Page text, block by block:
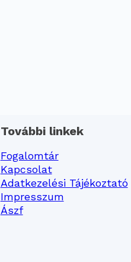
További linkek
Fogalomtár
Kapcsolat
Adatkezelési Tájékoztató
Impresszum
Ászf